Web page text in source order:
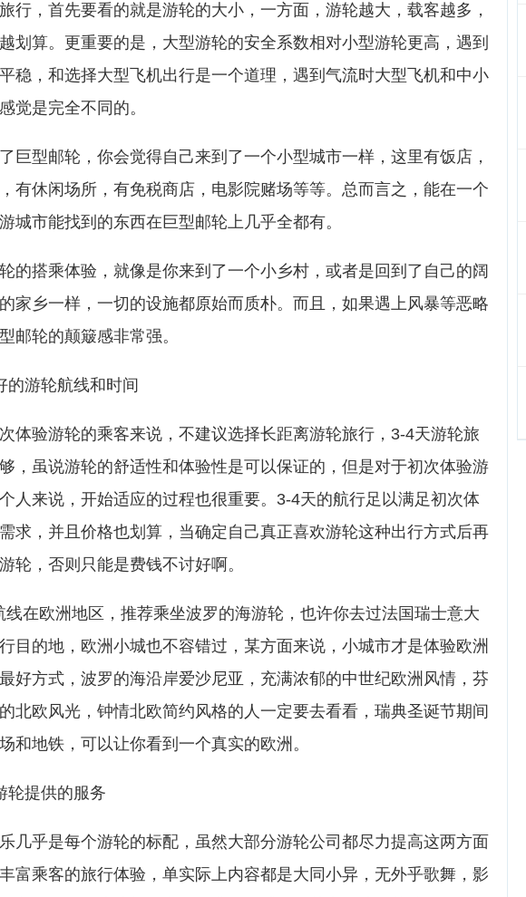
行，首先要看的就是游轮的大小，一方面，游轮越大，载客越多，
划算。更重要的是，大型游轮的安全系数相对小型游轮更高，遇到
稳，和选择大型飞机出行是一个道理，遇到气流时大型飞机和中小
觉是完全不同的。
巨型邮轮，你会觉得自己来到了一个小型城市一样，这里有饭店，
有休闲场所，有免税商店，电影院赌场等等。总而言之，能在一个
城市能找到的东西在巨型邮轮上几乎全都有。
的搭乘体验，就像是你来到了一个小乡村，或者是回到了自己的阔
家乡一样，一切的设施都原始而质朴。而且，如果遇上风暴等恶略
邮轮的颠簸感非常强。
的游轮航线和时间
体验游轮的乘客来说，不建议选择长距离游轮旅行，3-4天游轮旅
，虽说游轮的舒适性和体验性是可以保证的，但是对于初次体验游
人来说，开始适应的过程也很重要。3-4天的航行足以满足初次体
求，并且价格也划算，当确定自己真正喜欢游轮这种出行方式后再
轮，否则只能是费钱不讨好啊。
线在欧洲地区，推荐乘坐波罗的海游轮，也许你去过法国瑞士意大
目的地，欧洲小城也不容错过，某方面来说，小城市才是体验欧洲
好方式，波罗的海沿岸爱沙尼亚，充满浓郁的中世纪欧洲风情，芬
北欧风光，钟情北欧简约风格的人一定要去看看，瑞典圣诞节期间
和地铁，可以让你看到一个真实的欧洲。
轮提供的服务
几乎是每个游轮的标配，虽然大部分游轮公司都尽力提高这两方面
富乘客的旅行体验，单实际上内容都是大同小异，无外乎歌舞，影